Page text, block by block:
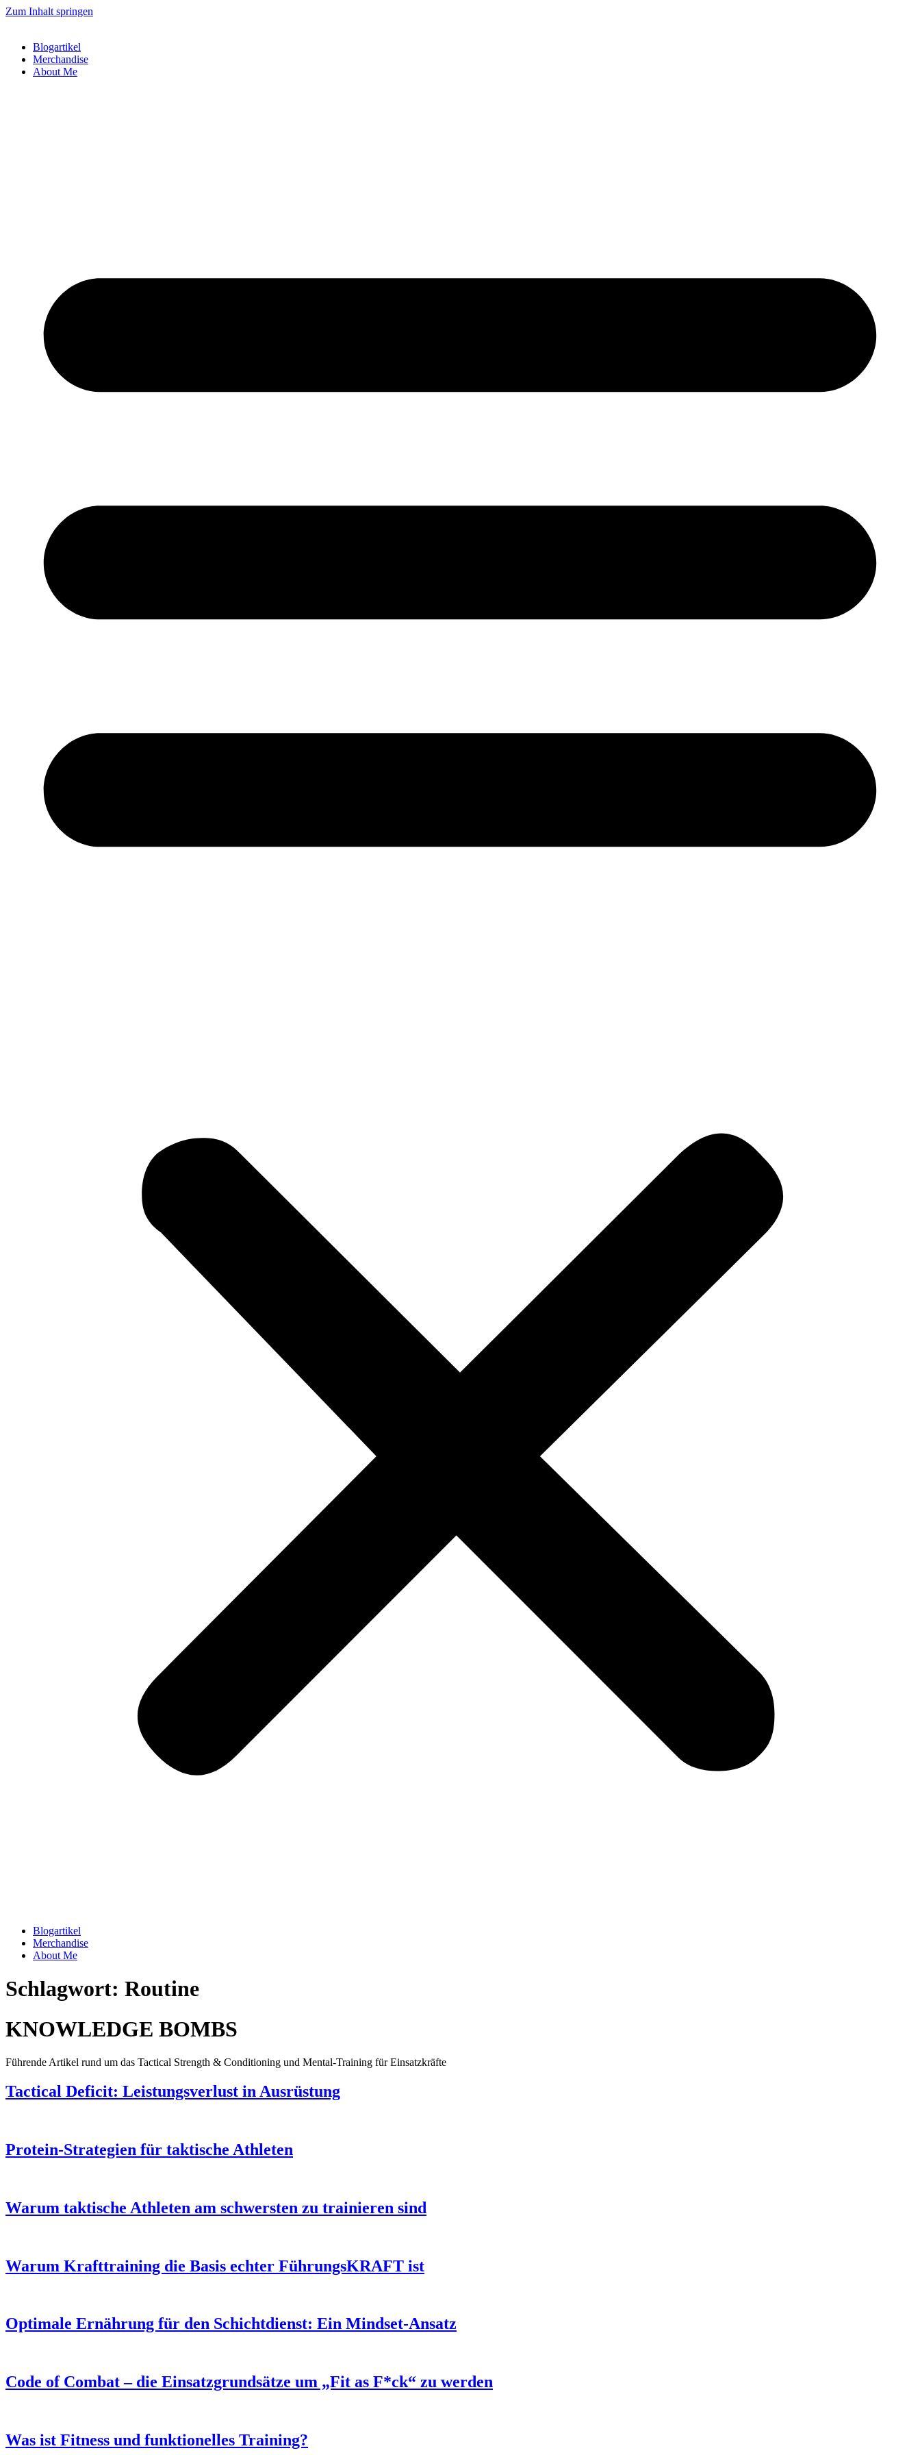
Zum Inhalt springen
Blogartikel
Merchandise
About Me
Blogartikel
Merchandise
About Me
Schlagwort: Routine
KNOWLEDGE BOMBS
Führende Artikel rund um das Tactical Strength & Conditioning und Mental-Training für Einsatzkräfte
Tactical Deficit: Leistungsverlust in Ausrüstung
Protein-Strategien für taktische Athleten
Warum taktische Athleten am schwersten zu trainieren sind
Warum Krafttraining die Basis echter FührungsKRAFT ist
Optimale Ernährung für den Schichtdienst: Ein Mindset-Ansatz
Code of Combat – die Einsatzgrundsätze um „Fit as F*ck“ zu werden
Was ist Fitness und funktionelles Training?